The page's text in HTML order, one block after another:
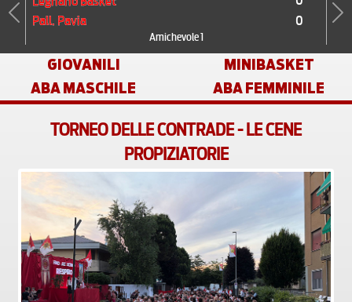
Pall. Pavia
0
Amichevole 1
Previous Next
GIOVANILI
MINIBASKET
ABA MASCHILE
ABA FEMMINILE
TORNEO DELLE CONTRADE - LE CENE
PROPIZIATORIE